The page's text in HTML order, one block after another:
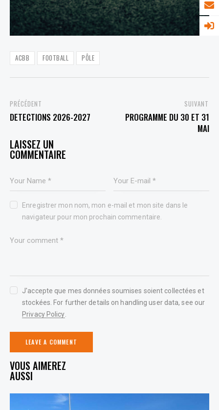
ACBB FOOTBALL PÔLE
PREVIOUS
DETECTIONS 2026-2027
NEXT
PROGRAMME DU 30 ET 31
MAI
LEAVE A COMMENT
Enregistrer mon nom, mon e-mail et mon site dans le
navigateur pour mon prochain commentaire.
J'accepte que mes données soumises soient collectées et
stockées. For further details on handling user data, see our
Privacy Policy
YOU MAY ALSO LIKE